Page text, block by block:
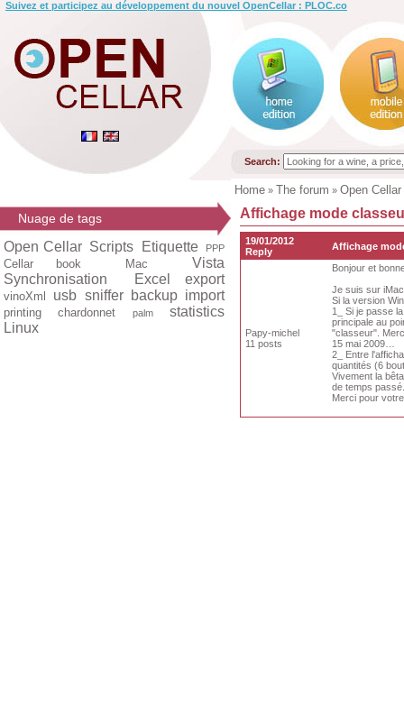
Suivez et participez au développement du nouvel OpenCellar : PLOC.co
Search:
Home » The forum » Open
Nuage de tags
Open Cellar Scripts Etiquette PPP
Cellar book Mac
Vista
Synchronisation
Excel export
vinoXml usb sniffer backup import
printing chardonnet palm
statistics
Linux
Affichage mode
19/01/2012
Reply
Affichage
Papy-michel
11 posts
Bonjour et
Je suis sur
Si la version
1_ Si je passe
principale au
"classeur".
15 mai 2009…
2_ Entre
quantités (6
Vivement la
de temps passé.
Merci pour